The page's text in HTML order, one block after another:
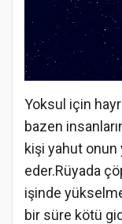
Yoksul için
bazen
kişi yahut onun
eder.Rüyada
işinde
bir süre kötü